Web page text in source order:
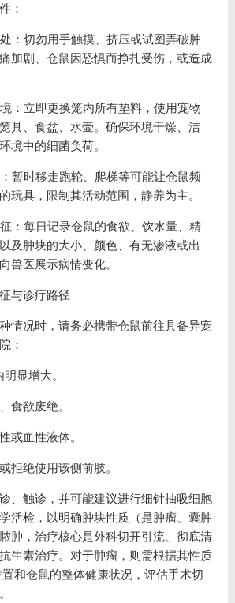
：
：切勿用手触摸、挤压或试图弄破肿
加剧、仓鼠因恐惧而挣扎受伤，或造成
：立即更换笼内所有垫料，使用宠物
具、食盆、水壶。确保环境干燥、洁
境中的细菌负荷。
暂时移走跑轮、爬梯等可能让仓鼠频
玩具，限制其活动范围，静养为主。
：每日记录仓鼠的食欲、饮水量、精
及肿块的大小、颜色、有无渗液或出
兽医展示病情变化。
与诊疗路径
情况时，请务必携带仓鼠前往具备异宠
：
显增大。
食欲废绝。
或血性液体。
拒绝使用该侧前肢。
、触诊，并可能建议进行细针抽吸细胞
活检，以明确肿块性质（是肿瘤、囊肿
肿，治疗核心是外科切开引流、彻底清
生素治疗。对于肿瘤，则需根据其性质
置和仓鼠的整体健康状况，评估手术切